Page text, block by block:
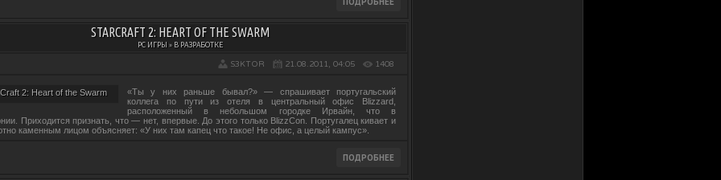
STARCRAFT 2: HEART OF THE SWARM
PC ИГРЫ » В РАЗРАБОТКЕ
S3KTOR 21.08.2011, 04:05 1408
«Ты у них раньше бывал?» — спрашивает португальский
коллега по пути из отеля в центральный офис Blizzard,
расположенный в небольшом городке Ирвайн, что в
Приходится признать, что — нет, впервые. До этого только BlizzCon. Португалец кивает и
каменным лицом объясняет: «У них там капец что такое! Не офис, а целый кампус».